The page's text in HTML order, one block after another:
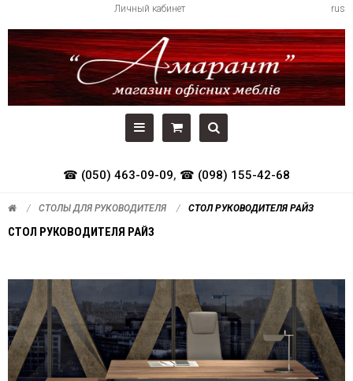
rus
Личный кабинет
☎ (050) 463-09-09, ☎ (098) 155-42-68
СТОЛЫ ДЛЯ РУКОВОДИТЕЛЯ СТОЛ РУКОВОДИТЕЛЯ РАЙЗ
СТОЛ РУКОВОДИТЕЛЯ РАЙЗ